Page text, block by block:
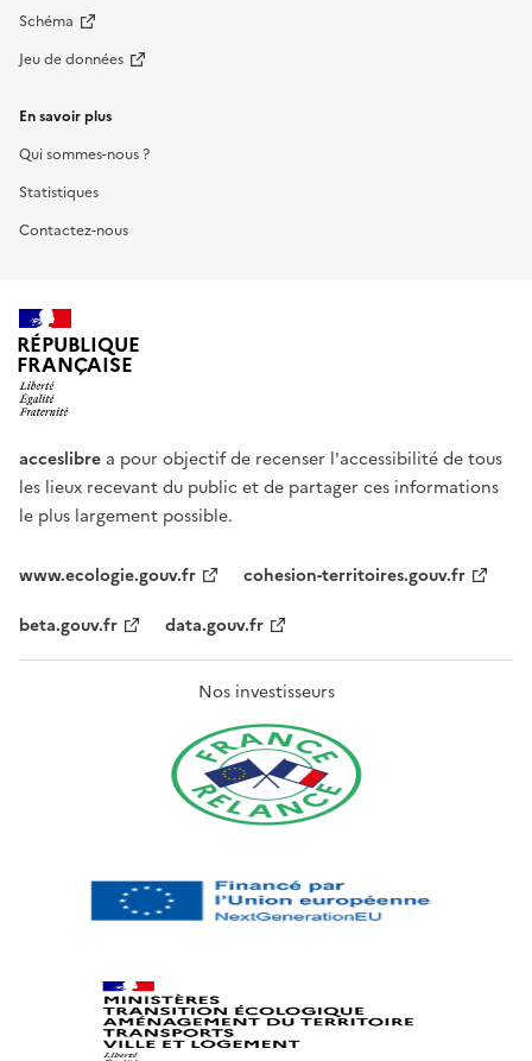
Schéma
Jeu de données
En savoir plus
Qui sommes-nous ?
Statistiques
Contactez-nous
RÉPUBLIQUE
FRANÇAISE
acceslibre a pour objectif de recenser l'accessibilité de tous
les lieux recevant du public et de partager ces informations
le plus largement possible.
www.ecologie.gouv.fr
cohesion-territoires.gouv.fr
beta.gouv.fr
data.gouv.fr
Nos investisseurs